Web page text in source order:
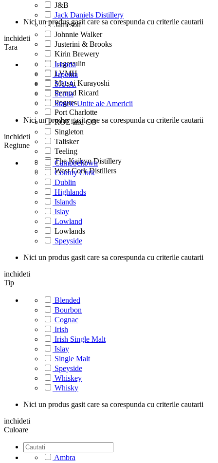
J&B
Jack Daniels Distillery
Jameson
Johnnie Walker
Justerini & Brooks
Kirin Brewery
Lagavulin
LVMH
Matsui Kurayoshi
Pernod Ricard
Pogues
Port Charlotte
ROE and CO
Singleton
Talisker
Teeling
The Kaikyo Distillery
West Cork Distillers
Nici un produs gasit care sa corespunda cu criterile cautarii
inchideti
Tara
Irlanda
Japonia
S.U.A.
Scotia
Statele Unite ale Americii
Nici un produs gasit care sa corespunda cu criterile cautarii
inchideti
Regiune
Campbeltown
County Cork
Dublin
Highlands
Islands
Islay
Lowland
Lowlands
Speyside
Nici un produs gasit care sa corespunda cu criterile cautarii
inchideti
Tip
Blended
Bourbon
Cognac
Irish
Irish Single Malt
Islay
Single Malt
Speyside
Whiskey
Whisky
Nici un produs gasit care sa corespunda cu criterile cautarii
inchideti
Culoare
Ambra